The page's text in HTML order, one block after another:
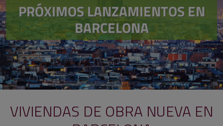
PRÓXIMOS LANZAMIENTOS EN
BARCELONA
VIVIENDAS DE OBRA NUEVA EN